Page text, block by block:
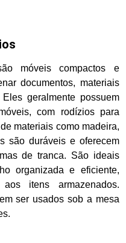
móveis compactos e
documentos, materiais
geralmente possuem
com rodízios para
materiais como madeira,
são duráveis e oferecem
de tranca. São ideais
organizada e eficiente,
itens armazenados.
ser usados sob a mesa